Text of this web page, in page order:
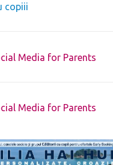
copiii
does not exist.